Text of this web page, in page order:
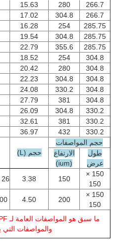
266.7
280
15.63
266.7
304.8
17.02
285.75
254
16.28
285.75
304.8
19.54
285.75
355.6
22.79
304.8
254
18.52
304.8
280
20.42
304.8
304.8
22.23
304.8
330.2
24.08
304.8
381
27.79
330.2
304.8
26.09
330.2
381
32.61
330.2
432
36.97
حجم المواصفات
حجم (L)
طول
عرض
الارتفاع
150 ×
150
150
3.38 26 ، 50،70،100،150،200
150 ×
150
200
4.50
والمواصفات التي